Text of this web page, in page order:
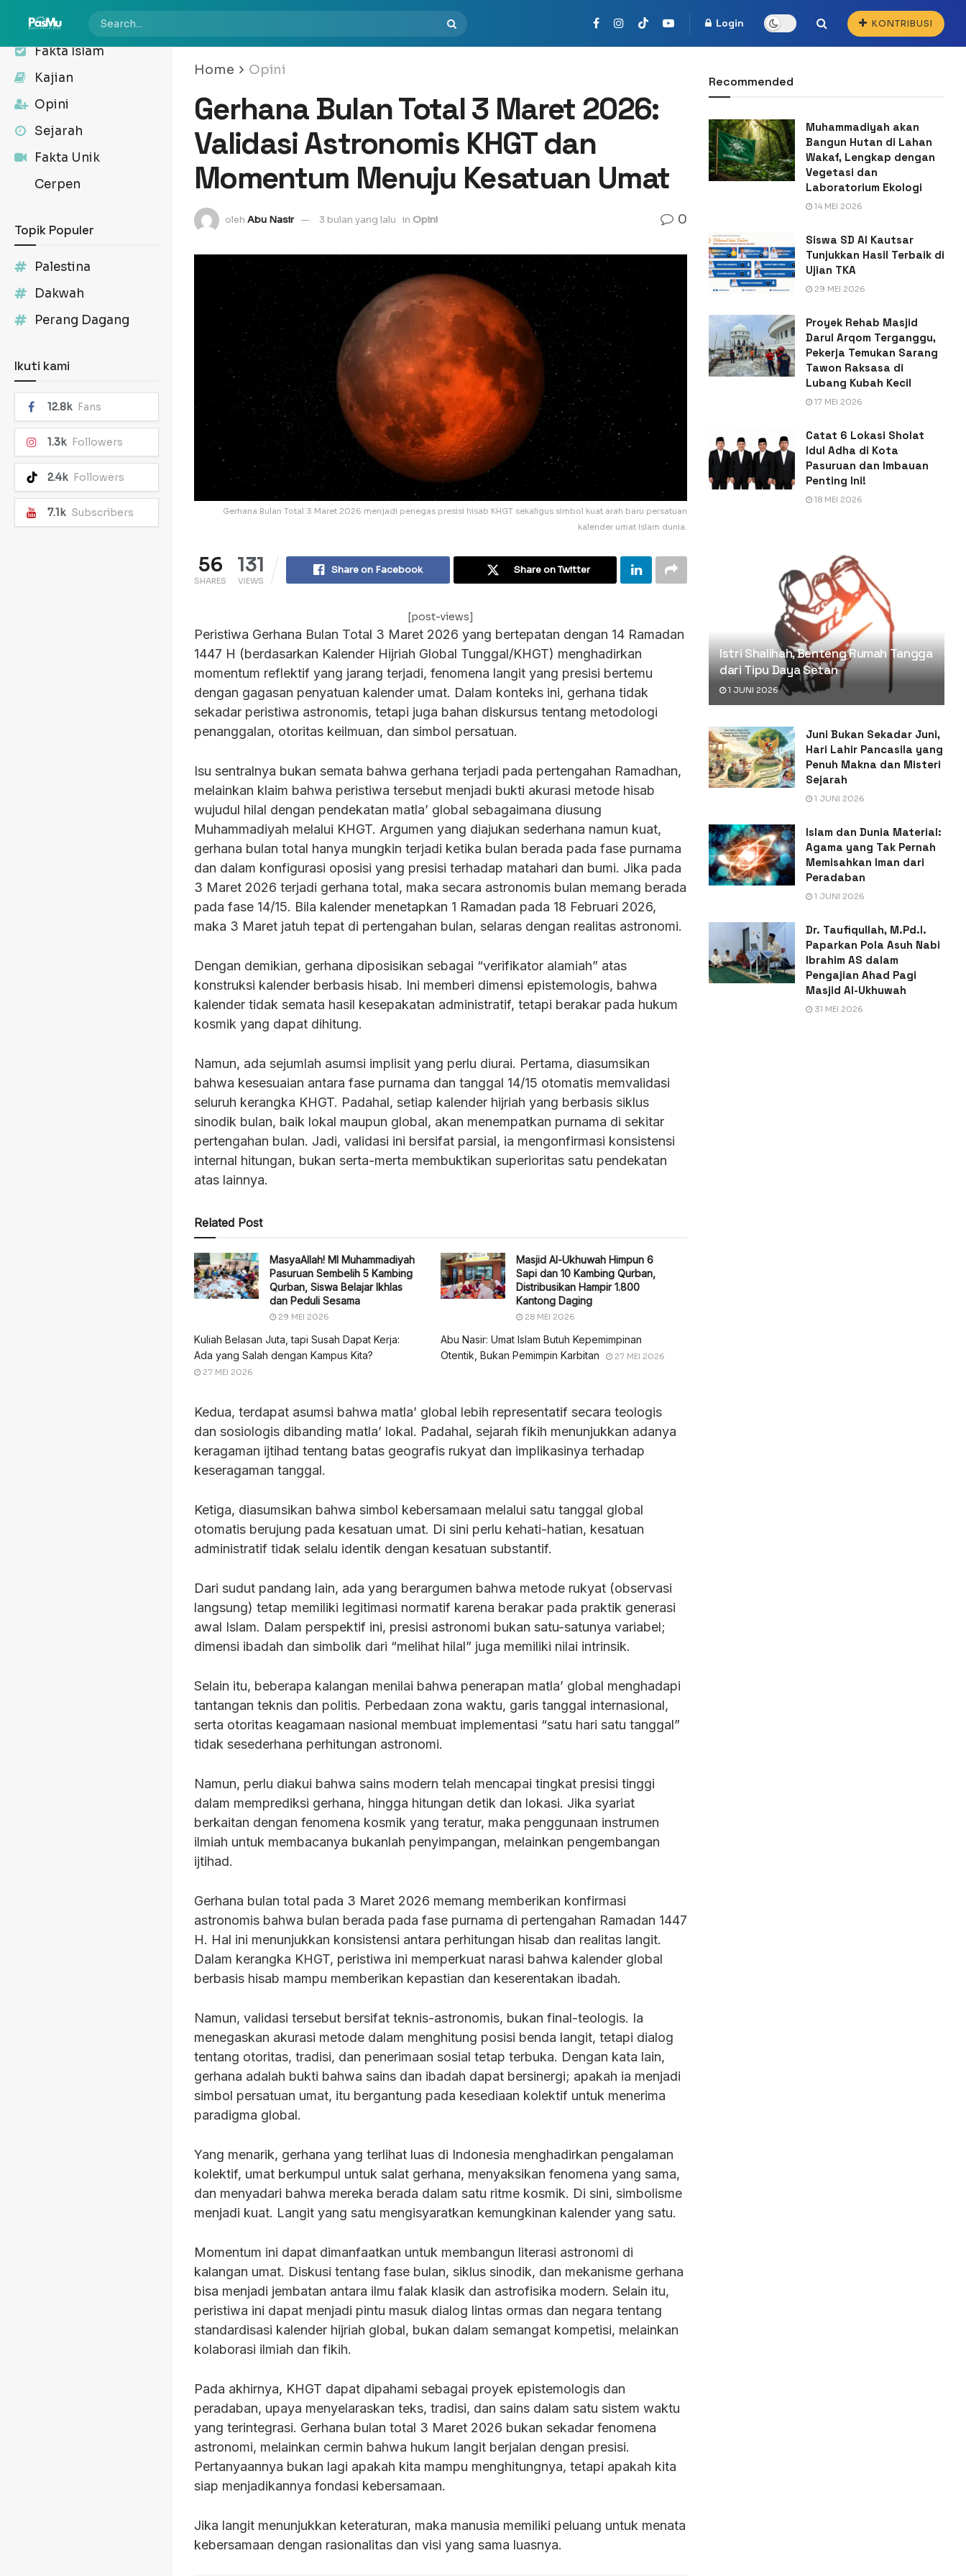
Kabar
Fakta Islam
Kajian
Opini
Sejarah
Fakta Unik
Cerpen
Topik Populer
Palestina
Dakwah
Perang Dagang
Ikuti kami
12.8k Fans
1.3k Followers
2.4k Followers
7.1k Subscribers
Login KONTRIBUSI
Home Opini
Gerhana Bulan Total 3 Maret 2026:
Validasi Astronomis KHGT dan
Momentum Menuju Kesatuan Umat
oleh Abu Nasir 3 bulan yang lalu in Opini 0
Gerhana Bulan Total 3 Maret 2026 menjadi penegas presisi hisab KHGT sekaligus simbol kuat arah baru persatuan
kalender umat Islam dunia.
56
SHARES
131
VIEWS
Share on Facebook Share on Twitter
[post-views]
Peristiwa Gerhana Bulan Total 3 Maret 2026 yang bertepatan dengan 14 Ramadan
1447 H (berdasarkan Kalender Hijriah Global Tunggal/KHGT) menghadirkan
momentum reflektif yang jarang terjadi, fenomena langit yang presisi bertemu
dengan gagasan penyatuan kalender umat. Dalam konteks ini, gerhana tidak
sekadar peristiwa astronomis, tetapi juga bahan diskursus tentang metodologi
penanggalan, otoritas keilmuan, dan simbol persatuan.
Isu sentralnya bukan semata bahwa gerhana terjadi pada pertengahan Ramadhan,
melainkan klaim bahwa peristiwa tersebut menjadi bukti akurasi metode hisab
wujudul hilal dengan pendekatan matla’ global sebagaimana diusung
Muhammadiyah melalui KHGT. Argumen yang diajukan sederhana namun kuat,
gerhana bulan total hanya mungkin terjadi ketika bulan berada pada fase purnama
dan dalam konfigurasi oposisi yang presisi terhadap matahari dan bumi. Jika pada
3 Maret 2026 terjadi gerhana total, maka secara astronomis bulan memang berada
pada fase 14/15. Bila kalender menetapkan 1 Ramadan pada 18 Februari 2026,
maka 3 Maret jatuh tepat di pertengahan bulan, selaras dengan realitas astronomi.
Dengan demikian, gerhana diposisikan sebagai “verifikator alamiah” atas
konstruksi kalender berbasis hisab. Ini memberi dimensi epistemologis, bahwa
kalender tidak semata hasil kesepakatan administratif, tetapi berakar pada hukum
kosmik yang dapat dihitung.
Namun, ada sejumlah asumsi implisit yang perlu diurai. Pertama, diasumsikan
bahwa kesesuaian antara fase purnama dan tanggal 14/15 otomatis memvalidasi
seluruh kerangka KHGT. Padahal, setiap kalender hijriah yang berbasis siklus
sinodik bulan, baik lokal maupun global, akan menempatkan purnama di sekitar
pertengahan bulan. Jadi, validasi ini bersifat parsial, ia mengonfirmasi konsistensi
internal hitungan, bukan serta-merta membuktikan superioritas satu pendekatan
atas lainnya.
Related Post
MasyaAllah! MI Muhammadiyah
Pasuruan Sembelih 5 Kambing
Qurban, Siswa Belajar Ikhlas
dan Peduli Sesama
29 MEI 2026
Masjid Al-Ukhuwah Himpun 6
Sapi dan 10 Kambing Qurban,
Distribusikan Hampir 1.800
Kantong Daging
28 MEI 2026
Kuliah Belasan Juta, tapi Susah Dapat Kerja:
Ada yang Salah dengan Kampus Kita?
27 MEI 2026
Abu Nasir: Umat Islam Butuh Kepemimpinan
Otentik, Bukan Pemimpin Karbitan
27 MEI 2026
Kedua, terdapat asumsi bahwa matla’ global lebih representatif secara teologis
dan sosiologis dibanding matla’ lokal. Padahal, sejarah fikih menunjukkan adanya
keragaman ijtihad tentang batas geografis rukyat dan implikasinya terhadap
keseragaman tanggal.
Ketiga, diasumsikan bahwa simbol kebersamaan melalui satu tanggal global
otomatis berujung pada kesatuan umat. Di sini perlu kehati-hatian, kesatuan
administratif tidak selalu identik dengan kesatuan substantif.
Dari sudut pandang lain, ada yang berargumen bahwa metode rukyat (observasi
langsung) tetap memiliki legitimasi normatif karena berakar pada praktik generasi
awal Islam. Dalam perspektif ini, presisi astronomi bukan satu-satunya variabel;
dimensi ibadah dan simbolik dari “melihat hilal” juga memiliki nilai intrinsik.
Selain itu, beberapa kalangan menilai bahwa penerapan matla’ global menghadapi
tantangan teknis dan politis. Perbedaan zona waktu, garis tanggal internasional,
serta otoritas keagamaan nasional membuat implementasi “satu hari satu tanggal”
tidak sesederhana perhitungan astronomi.
Namun, perlu diakui bahwa sains modern telah mencapai tingkat presisi tinggi
dalam memprediksi gerhana, hingga hitungan detik dan lokasi. Jika syariat
berkaitan dengan fenomena kosmik yang teratur, maka penggunaan instrumen
ilmiah untuk membacanya bukanlah penyimpangan, melainkan pengembangan
ijtihad.
Gerhana bulan total pada 3 Maret 2026 memang memberikan konfirmasi
astronomis bahwa bulan berada pada fase purnama di pertengahan Ramadan 1447
H. Hal ini menunjukkan konsistensi antara perhitungan hisab dan realitas langit.
Dalam kerangka KHGT, peristiwa ini memperkuat narasi bahwa kalender global
berbasis hisab mampu memberikan kepastian dan keserentakan ibadah.
Namun, validasi tersebut bersifat teknis-astronomis, bukan final-teologis. Ia
menegaskan akurasi metode dalam menghitung posisi benda langit, tetapi dialog
tentang otoritas, tradisi, dan penerimaan sosial tetap terbuka. Dengan kata lain,
gerhana adalah bukti bahwa sains dan ibadah dapat bersinergi; apakah ia menjadi
simbol persatuan umat, itu bergantung pada kesediaan kolektif untuk menerima
paradigma global.
Yang menarik, gerhana yang terlihat luas di Indonesia menghadirkan pengalaman
kolektif, umat berkumpul untuk salat gerhana, menyaksikan fenomena yang sama,
dan menyadari bahwa mereka berada dalam satu ritme kosmik. Di sini, simbolisme
menjadi kuat. Langit yang satu mengisyaratkan kemungkinan kalender yang satu.
Momentum ini dapat dimanfaatkan untuk membangun literasi astronomi di
kalangan umat. Diskusi tentang fase bulan, siklus sinodik, dan mekanisme gerhana
bisa menjadi jembatan antara ilmu falak klasik dan astrofisika modern. Selain itu,
peristiwa ini dapat menjadi pintu masuk dialog lintas ormas dan negara tentang
standardisasi kalender hijriah global, bukan dalam semangat kompetisi, melainkan
kolaborasi ilmiah dan fikih.
Pada akhirnya, KHGT dapat dipahami sebagai proyek epistemologis dan
peradaban, upaya menyelaraskan teks, tradisi, dan sains dalam satu sistem waktu
yang terintegrasi. Gerhana bulan total 3 Maret 2026 bukan sekadar fenomena
astronomi, melainkan cermin bahwa hukum langit berjalan dengan presisi.
Pertanyaannya bukan lagi apakah kita mampu menghitungnya, tetapi apakah kita
siap menjadikannya fondasi kebersamaan.
Jika langit menunjukkan keteraturan, maka manusia memiliki peluang untuk menata
kebersamaan dengan rasionalitas dan visi yang sama luasnya.
Recommended
Muhammadiyah akan
Bangun Hutan di Lahan
Wakaf, Lengkap dengan
Vegetasi dan
Laboratorium Ekologi
14 MEI 2026
Siswa SD Al Kautsar
Tunjukkan Hasil Terbaik di
Ujian TKA
29 MEI 2026
Proyek Rehab Masjid
Darul Arqom Terganggu,
Pekerja Temukan Sarang
Tawon Raksasa di
Lubang Kubah Kecil
17 MEI 2026
Catat 6 Lokasi Sholat
Idul Adha di Kota
Pasuruan dan Imbauan
Penting Ini!
18 MEI 2026
Istri Shalihah, Benteng Rumah Tangga
dari Tipu Daya Setan
1 JUNI 2026
Juni Bukan Sekadar Juni,
Hari Lahir Pancasila yang
Penuh Makna dan Misteri
Sejarah
1 JUNI 2026
Islam dan Dunia Material:
Agama yang Tak Pernah
Memisahkan Iman dari
Peradaban
1 JUNI 2026
Dr. Taufiqullah, M.Pd.I.
Paparkan Pola Asuh Nabi
Ibrahim AS dalam
Pengajian Ahad Pagi
Masjid Al-Ukhuwah
31 MEI 2026